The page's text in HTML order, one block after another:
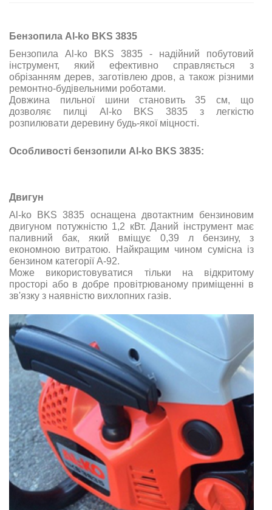
Бензопила Al-ko BKS 3835
Бензопила Al-ko BKS 3835 - надійний побутовий
інструмент, який ефективно справляється з
обрізанням дерев, заготівлею дров, а також різними
ремонтно-будівельними роботами.
Довжина пильної шини становить 35 см, що
дозволяє пилці Al-ko BKS 3835 з легкістю
розпилювати деревину будь-якої міцності.
Особливості бензопили Al-ko BKS 3835:
Двигун
Al-ko BKS 3835 оснащена двотактним бензиновим
двигуном потужністю 1,2 кВт. Даний інструмент має
паливний бак, який вміщує 0,39 л бензину, з
економною витратою. Найкращим чином сумісна із
бензином категорії А-92.
Може використовуватися тільки на відкритому
просторі або в добре провітрюваному приміщенні в
зв'язку з наявністю вихлопних газів.